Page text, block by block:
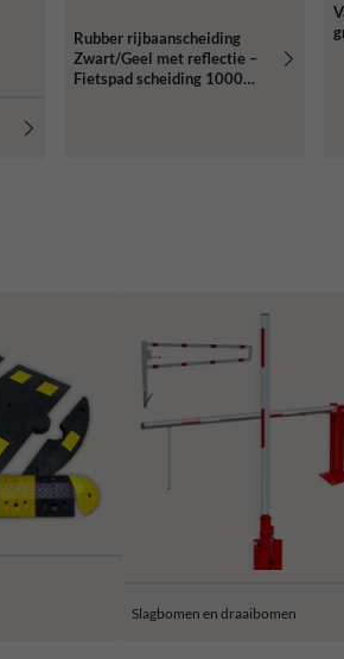
Rubber rijbaanscheiding
Zwart/Geel met reflectie –
Fietspad scheiding 1000
Slagbomen en draaibomen